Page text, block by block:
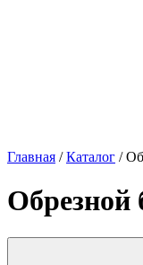
Главная /Каталог /
Обрезной